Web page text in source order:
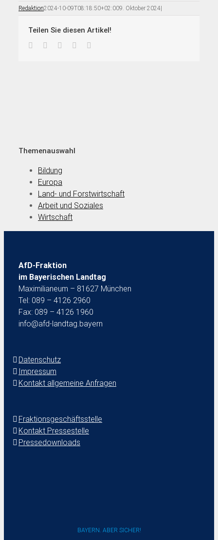
Redaktion2024-10-09T08:18:50+02:009. Oktober 2024|
Teilen Sie diesen Artikel!
Facebook
TwitterLinkedInPinterest
Themenauswahl
Bildung
Europa
Land- und Forstwirtschaft
Arbeit und Soziales
Wirtschaft
AfD-Fraktion
im Bayerischen Landtag
Maximilianeum – 81627 München
Tel: 089 – 4126 2960
Fax: 089 – 4126 1960
info@afd-landtag.bayern
Datenschutz
Impressum
Kontakt allgemeine Anfragen
Fraktionsgeschäftsstelle
Kontakt Pressestelle
Pressedownloads
BAYERN. ABER SICHER!